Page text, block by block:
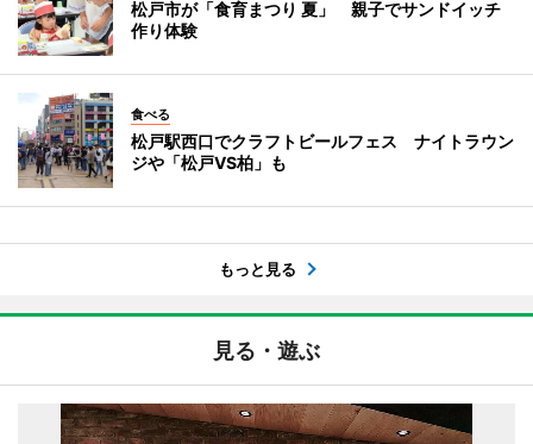
松戸市が「食育まつり 夏」 親子でサンドイッチ
作り体験
食べる
松戸駅西口でクラフトビールフェス ナイトラウン
ジや「松戸VS柏」も
もっと見る
見る・遊ぶ